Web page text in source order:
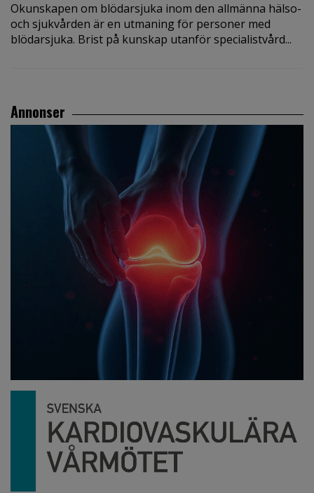
Okunskapen om blödarsjuka inom den allmänna hälso-
och sjukvården är en utmaning för personer med
blödarsjuka. Brist på kunskap utanför specialistvård...
Annonser